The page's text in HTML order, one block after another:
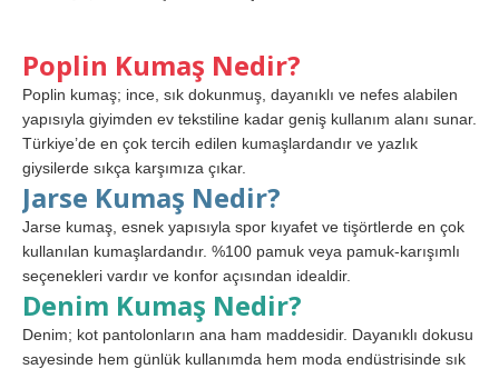
Poplin Kumaş Nedir?
Poplin kumaş; ince, sık dokunmuş, dayanıklı ve nefes alabilen
yapısıyla giyimden ev tekstiline kadar geniş kullanım alanı sunar.
Türkiye’de en çok tercih edilen kumaşlardandır ve yazlık
giysilerde sıkça karşımıza çıkar.
Jarse Kumaş Nedir?
Jarse kumaş, esnek yapısıyla spor kıyafet ve tişörtlerde en çok
kullanılan kumaşlardandır. %100 pamuk veya pamuk-karışımlı
seçenekleri vardır ve konfor açısından idealdir.
Denim Kumaş Nedir?
Denim; kot pantolonların ana ham maddesidir. Dayanıklı dokusu
sayesinde hem günlük kullanımda hem moda endüstrisinde sık